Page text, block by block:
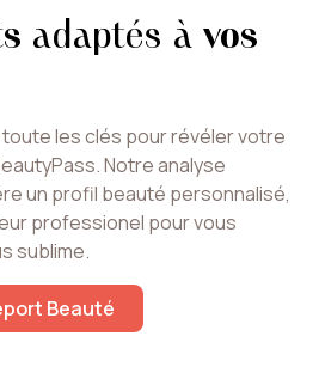
adaptés à vos
les clés pour révéler votre
Notre analyse
un profil beauté personnalisé,
professionel pour vous
sublime.
Beauté